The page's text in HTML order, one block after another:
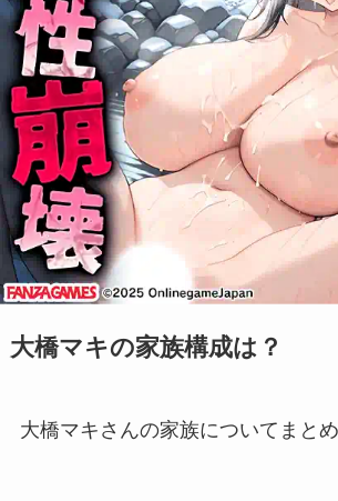
大橋マキの家族構成は？
大橋マキさんの家族についてまとめ